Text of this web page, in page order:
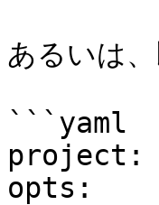
あるいは
```yaml
project:
opts: